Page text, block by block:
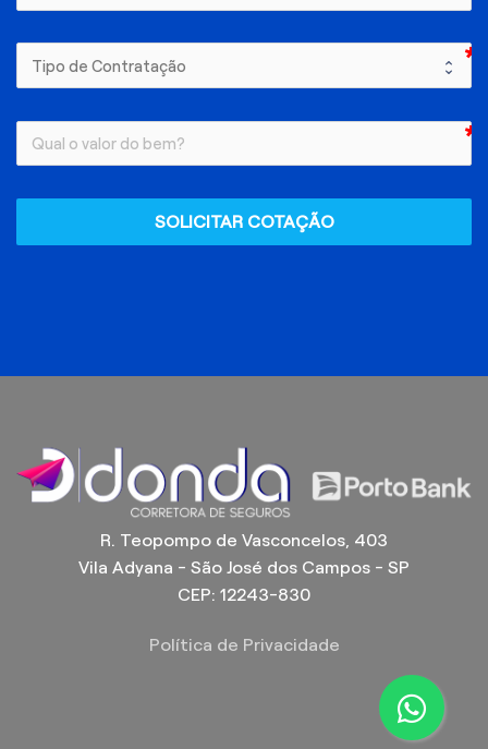
SOLICITAR COTAÇÃO
R. Teopompo de Vasconcelos, 403
Vila Adyana - São José dos Campos - SP
CEP: 12243-830
Política de Privacidade